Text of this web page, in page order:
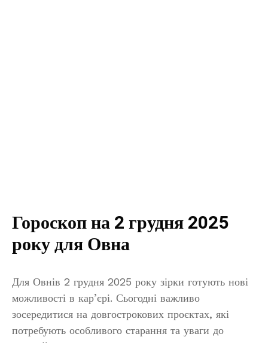
Гороскоп на 2 грудня 2025
року для Овна
Для Овнів 2 грудня 2025 року зірки готують нові
можливості в кар’єрі. Сьогодні важливо
зосередитися на довгострокових проєктах, які
потребують особливого старання та уваги до